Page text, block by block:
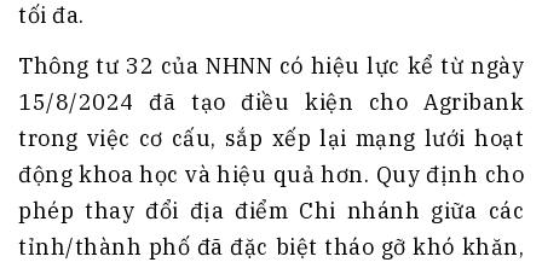
tối đa.
Thông tư 32 của NHNN có hiệu lực kể từ ngày
15/8/2024 đã tạo điều kiện cho Agribank
trong việc cơ cấu, sắp xếp lại mạng lưới hoạt
động khoa học và hiệu quả hơn. Quy định cho
phép thay đổi địa điểm Chi nhánh giữa các
tỉnh/thành phố đã đặc biệt tháo gỡ khó khăn,